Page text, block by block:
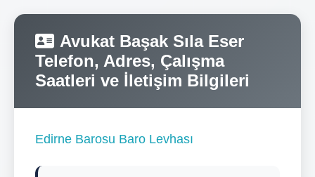
Avukat Başak Sıla Eser
Telefon, Adres, Çalışma
Saatleri ve İletişim Bilgileri
Edirne Barosu Baro Levhası